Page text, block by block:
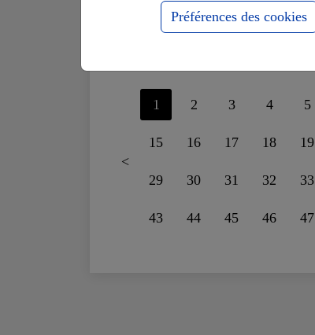
mensonge
<
1 2 3 4 5
15 16 17 18 19
29 30 31 32 33
43 44 45 46 47
Préférences des cookies